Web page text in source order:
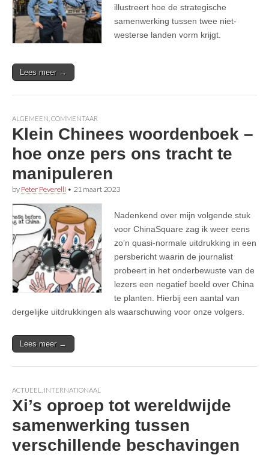
illustreert hoe de strategische
samenwerking tussen twee niet-
westerse landen vorm krijgt.
Lees meer →
ALGEMEEN COMMENTAAR
Klein Chinees woordenboek –
hoe onze pers ons tracht te
manipuleren
by Peter Peverelli • 21 maart 2023
Nadenkend over mijn volgende stuk
voor ChinaSquare zag ik weer eens
zo’n quasi-normale uitdrukking in een
persbericht waarin de journalist
probeert in het onderbewuste van de
lezers een negatief beeld over China
te planten. Hierbij een aantal van
dergelijke uitdrukkingen als waarschuwing voor onze volgers.
Lees meer →
ACTUEEL INTERNATIONAAL
Xi’s oproep tot wereldwijde
samenwerking tussen
verschillende beschavingen